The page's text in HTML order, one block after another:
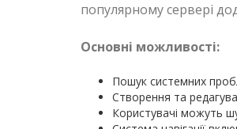
популярному сервері
Основні можливості:
Пошук системних
Створення та
Користувачі можуть